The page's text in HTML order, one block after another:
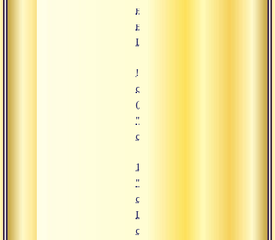
настроиться
на милость
Шивы?"
![11.11.2024 "Вишну в сердце
сатсанг Гуру Джи и Свами
(https://www.advayta.org/upload/
"11.11.2024 "Вишну в сердце
сатсанг Гуру Джи и Свами
11.11.2024
"Вишну в
сердце Шивы,
Шива в
сердце